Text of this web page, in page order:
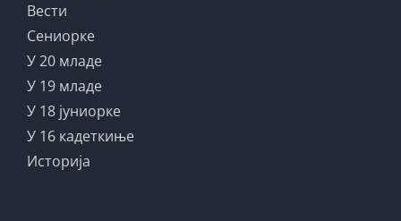
Вести
Сениорке
У 20 младе
У 19 младе
У 18 јуниорке
У 16 кадеткиње
Историја